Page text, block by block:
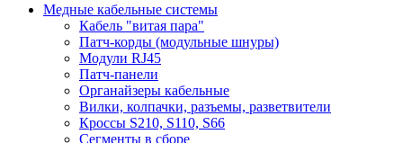
Медные кабельные системы
Кабель "витая пара"
Патч-корды (модульные шнуры)
Модули RJ45
Патч-панели
Органайзеры кабельные
Вилки, колпачки, разъемы, разветвители
Кроссы S210, S110, S66
Сегменты в сборе